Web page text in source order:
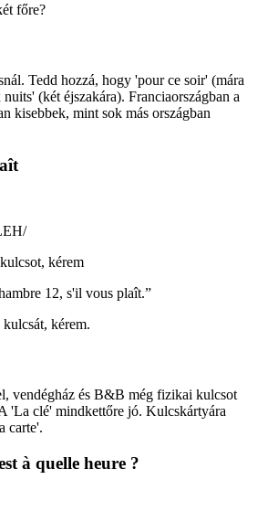
főre?
Tedd hozzá, hogy 'pour ce soir' (mára
(két éjszakára). Franciaországban a
kisebbek, mint sok más országban
/
kérem
12, s'il vous plaît.”
kulcsát, kérem.
vendégház és B&B még fizikai kulcsot
'La clé' mindkettőre jó. Kulcskártyára
carte'.
à quelle heure ?